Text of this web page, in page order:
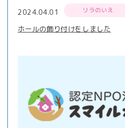
2024.04.01 リラのいえ
ホールの飾り付けをしました